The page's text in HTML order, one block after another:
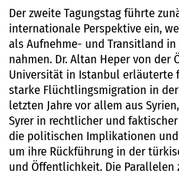
Der zweite Tagungstag führte
internationale Perspektive ein,
als Aufnehme- und Transitland in
nahmen. Dr. Altan Heper von der
Universität in Istanbul erläuterte
starke Flüchtlingsmigration in
letzten Jahre vor allem aus
Syrer in rechtlicher und
die politischen Implikationen
um ihre Rückführung in der
und Öffentlichkeit. Die Parallelen